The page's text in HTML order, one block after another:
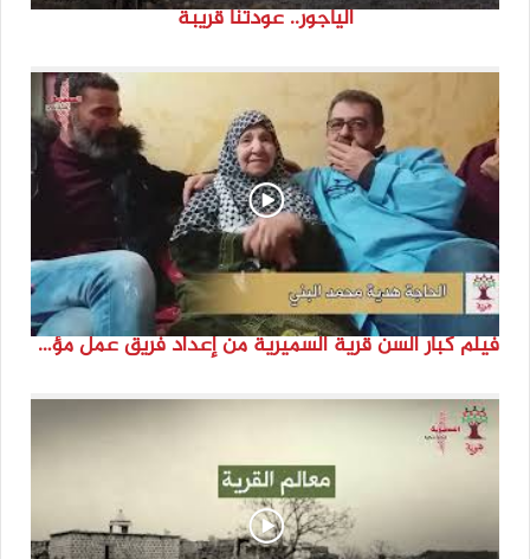
الياجور.. عودتنا قريبة
فيلم كبار السن قرية السميرية من إعداد فريق عمل مؤسسة هوية